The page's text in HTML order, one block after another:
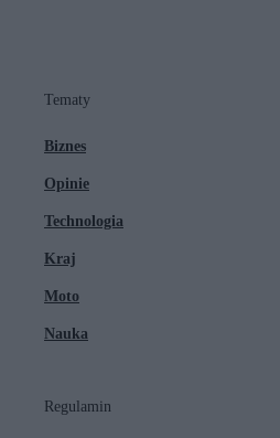
Tematy
Biznes
Opinie
Technologia
Kraj
Moto
Nauka
Regulamin